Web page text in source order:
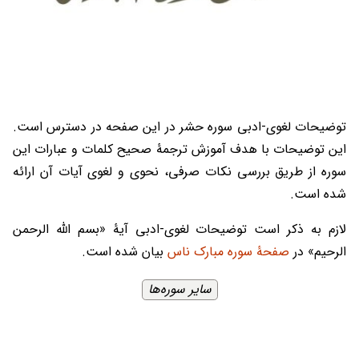
توضیحات لغوی-ادبی سوره حشر در این صفحه در دسترس است.
این توضیحات با هدف آموزش ترجمۀ صحیح کلمات و عبارات این
سوره از طریق بررسی نکات صرفی، نحوی و لغوی آیات آن ارائه
شده است.
لازم به ذکر است توضیحات لغوی-ادبی آیۀ «بسم الله الرحمن
الرحیم» در صفحۀ سوره مبارک ناس بیان شده است.
سایر سوره‌ها